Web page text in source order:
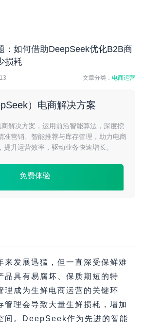
：如何借助DeepSeek优化B2B商
损耗
文章分类：电商运营
）电商解决方案
解决方案，运用前沿智能算法，深度挖
准营销、智能推荐与库存管理，助力电商
升运营效率，驱动业务快速增长。
免费体验
来发展迅猛，但一直深受保鲜难
品具有易腐坏、保质期短的特
理成为生鲜电商运营的关键环
管理会导致大量生鲜损耗，增加
间。DeepSeek作为先进的智能